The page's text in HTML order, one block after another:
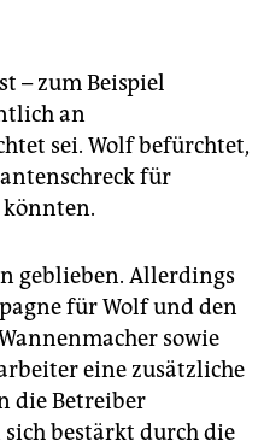
– zum Beispiel
an
sei. Wolf befürchtet,
für
könnten.
geblieben. Allerdings
für Wolf und den
sowie
eine zusätzliche
die Betreiber
bestärkt durch die